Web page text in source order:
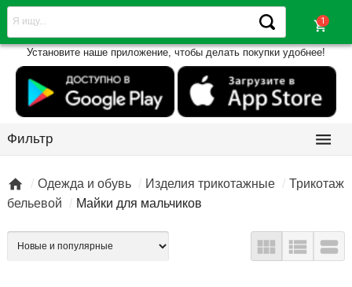
shopping_cart
Установите наше приложение, чтобы делать покупки удобнее!
Фильтр 
 Одежда и обувь Изделия трикотажные
Трикотаж
бельевой
Майки для мальчиков
  